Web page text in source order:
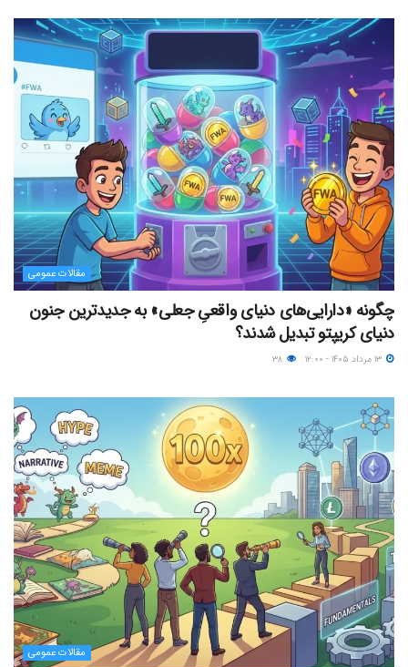
مقالات عمومی
چگونه «دارایی‌های دنیای واقعیِ جعلی» به جدیدترین جنون
دنیای کریپتو تبدیل شدند؟
مقالات عمومی